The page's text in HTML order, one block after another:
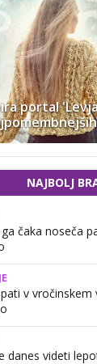
portal
NAJBOLJ
čaka noseča
v vročinskem
danes videti